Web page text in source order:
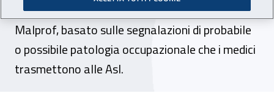
2022, include i dati del Sistema di sorveglianza
Malprof, basato sulle segnalazioni di probabile
o possibile patologia occupazionale che i medici
trasmettono alle Asl.